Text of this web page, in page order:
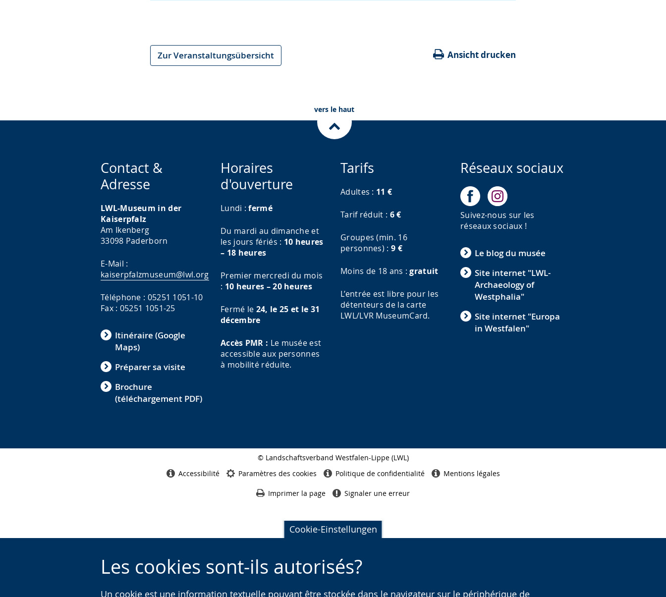
Cookie-Einstellungen
Les cookies sont-ils autorisés?
Un cookie est une information textuelle pouvant être stockée dans le navigateur sur le périphérique de
Zur Veranstaltungsübersicht Ansicht drucken
vers le haut
Contact &
Adresse
LWL-Museum in der
Kaiserpfalz
Am Ikenberg
33098 Paderborn
E-Mail :
kaiserpfalzmuseum@lwl.org
Téléphone : 05251 1051-10
Fax : 05251 1051-25
Itinéraire (Google
Maps)
Préparer sa visite
Brochure
(téléchargement PDF)
Horaires
d'ouverture
Lundi :fermé
Du mardi au dimanche et
les jours fériés : 10 heures
– 18 heures
Premier mercredi du mois
: 10 heures – 20 heures
Fermé le 24, le 25 et le 31
décembre
Accès PMR : Le musée est
accessible aux personnes
à mobilité réduite.
Tarifs
Adultes : 11 €
Tarif réduit : 6€
Groupes (min. 16
personnes) : 9 €
Moins de 18 ans :gratuit
L’entrée est libre pour les
détenteurs de la carte
LWL/LVR MuseumCard.
Réseaux sociaux
Suivez-nous sur les
réseaux sociaux !
Le blog du musée
Site internet "LWL-
Archaeology of
Westphalia"
Site internet "Europa
in Westfalen"
© Landschaftsverband Westfalen-Lippe (LWL)
Accessibilité Paramètres des cookies Politique de confidentialité Mentions légales
Imprimer la page Signaler une erreur